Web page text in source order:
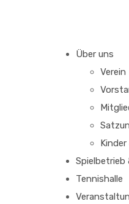
Über uns
Verein
Spielbetrieb
Tennishalle